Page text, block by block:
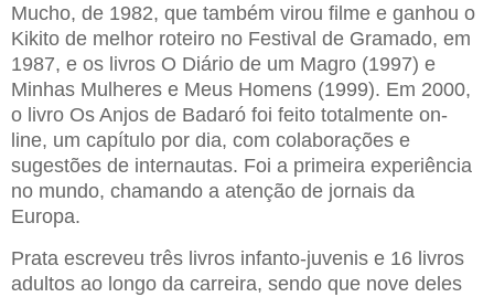
Mucho, de 1982, que também virou filme e ganhou o
Kikito de melhor roteiro no Festival de Gramado, em
1987, e os livros O Diário de um Magro (1997) e
Minhas Mulheres e Meus Homens (1999). Em 2000,
o livro Os Anjos de Badaró foi feito totalmente on-
line, um capítulo por dia, com colaborações e
sugestões de internautas. Foi a primeira experiência
no mundo, chamando a atenção de jornais da
Europa.
Prata escreveu três livros infanto-juvenis e 16 livros
adultos ao longo da carreira, sendo que nove deles